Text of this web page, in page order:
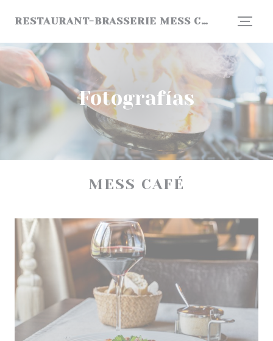
RESTAURANT-BRASSERIE MESS CAFÉ SÀRL
Fotografías
MESS CAFÉ